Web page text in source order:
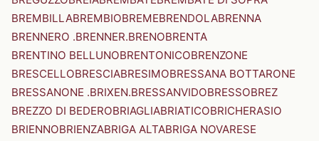
BREMBILLABREMBIOBREMEBRENDOLABRENNA
BRENNERO .BRENNER.BRENOBRENTA
BRENTINO BELLUNOBRENTONICOBRENZONE
BRESCELLOBRESCIABRESIMOBRESSANA BOTTARONE
BRESSANONE .BRIXEN.BRESSANVIDOBRESSOBREZ
BREZZO DI BEDEROBRIAGLIABRIATICOBRICHERASIO
BRIENNOBRIENZABRIGA ALTABRIGA NOVARESE